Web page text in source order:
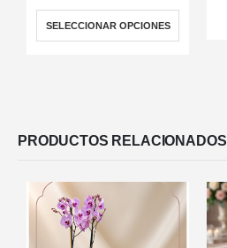
SELECCIONAR OPCIONES
PRODUCTOS RELACIONADOS